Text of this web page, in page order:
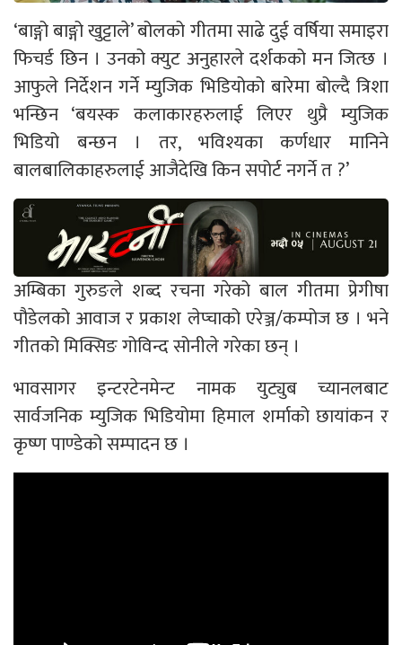
‘बाङ्गो बाङ्गो खुट्टाले’ बोलको गीतमा साढे दुई वर्षिया समाइरा
फिचर्ड छिन । उनको क्युट अनुहारले दर्शकको मन जित्छ ।
आफुले निर्देशन गर्ने म्युजिक भिडियोको बारेमा बोल्दै त्रिशा
भन्छिन ‘बयस्क कलाकारहरुलाई लिएर थुप्रै म्युजिक
भिडियो बन्छन । तर, भविश्यका कर्णधार मानिने
बालबालिकाहरुलाई आजैदेखि किन सपोर्ट नगर्ने त ?’
अम्बिका गुरुङले शब्द रचना गरेको बाल गीतमा प्रेगीषा
पौडेलको आवाज र प्रकाश लेप्चाको एरेञ्ज/कम्पोज छ । भने
गीतको मिक्सिङ गोविन्द सोनीले गरेका छन् ।
भावसागर इन्टरटेनमेन्ट नामक युट्युब च्यानलबाट
सार्वजनिक म्युजिक भिडियोमा हिमाल शर्माको छायांकन र
कृष्ण पाण्डेको सम्पादन छ ।